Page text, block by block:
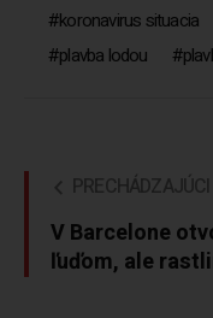
koronavirus situacia
plavba lodou
V Barcelone
ľuďom, ale